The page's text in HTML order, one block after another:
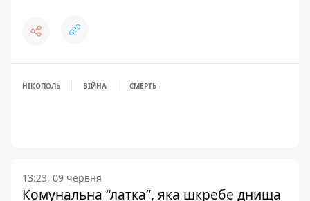
НІКОПОЛЬ ВІЙНА СМЕРТЬ
13:23, 09 червня
Комунальна “латка”, яка шкребе днища